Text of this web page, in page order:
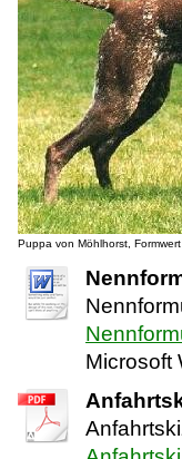
Puppa von Möhlhorst,
Microsoft